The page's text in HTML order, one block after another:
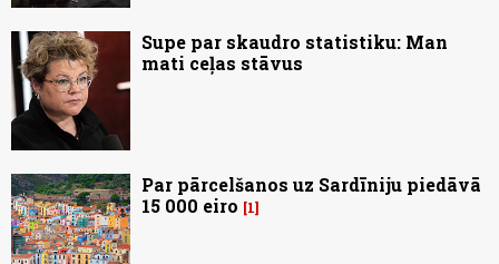
Supe par skaudro statistiku: Man
mati ceļas stāvus
Par pārcelšanos uz Sardīniju piedāvā
15 000 eiro
1